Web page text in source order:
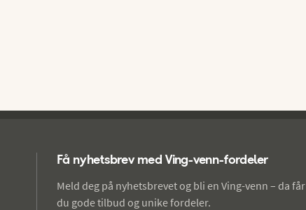
Få nyhetsbrev med Ving-venn-fordeler
Meld deg på nyhetsbrevet og bli en Ving-venn – da får
du gode tilbud og unike fordeler.